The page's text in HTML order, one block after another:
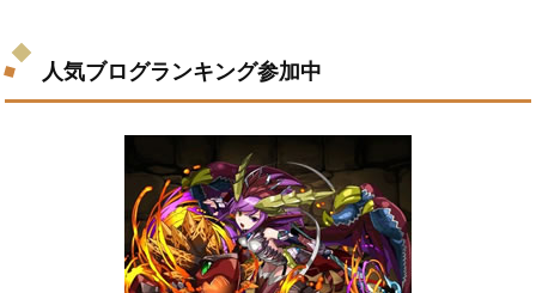
人気ブログランキング参加中